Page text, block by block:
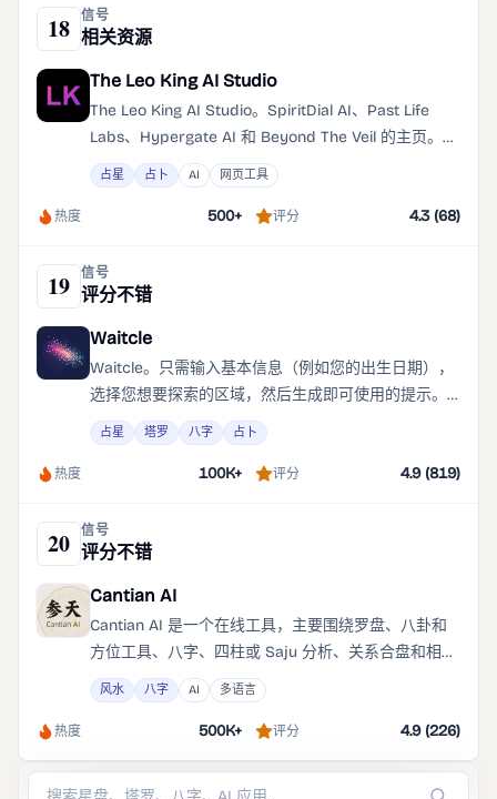
18 信号
相关资源
The Leo King AI Studio
The Leo King AI Studio。SpiritDial AI、Past Life
Labs、Hypergate AI 和 Beyond The Veil 的主页。
SpiritDial AI、前世实验室、Hypergate AI 和 Beyond
The Veil 的主页。
占星 占卜 AI 网页工具
热度 500+ 评分 4.3 (68)
19 信号
评分不错
Waitcle
Waitcle。只需输入基本信息（例如您的出生日期），
选择您想要探索的区域，然后生成即可使用的提示。
为高级用户提供免费的基本提示和附加功能 免费和高
级免费用户可以访问主要类别和基本提示。
占星 塔罗 八字 占卜
热度 100K+ 评分 4.9 (819)
20 信号
评分不错
Cantian AI
Cantian AI 是一个在线工具，主要围绕罗盘、八卦和
方位工具、八字、四柱或 Saju 分析、关系合盘和相
性、AI 自动解读展开。每个技能都不只是一段回答，
而是把知识规则、结果生成与现实互动， 都做成 AI
Agent 可以调用的技能。
风水 八字 AI 多语言
热度 500K+ 评分 4.9 (226)